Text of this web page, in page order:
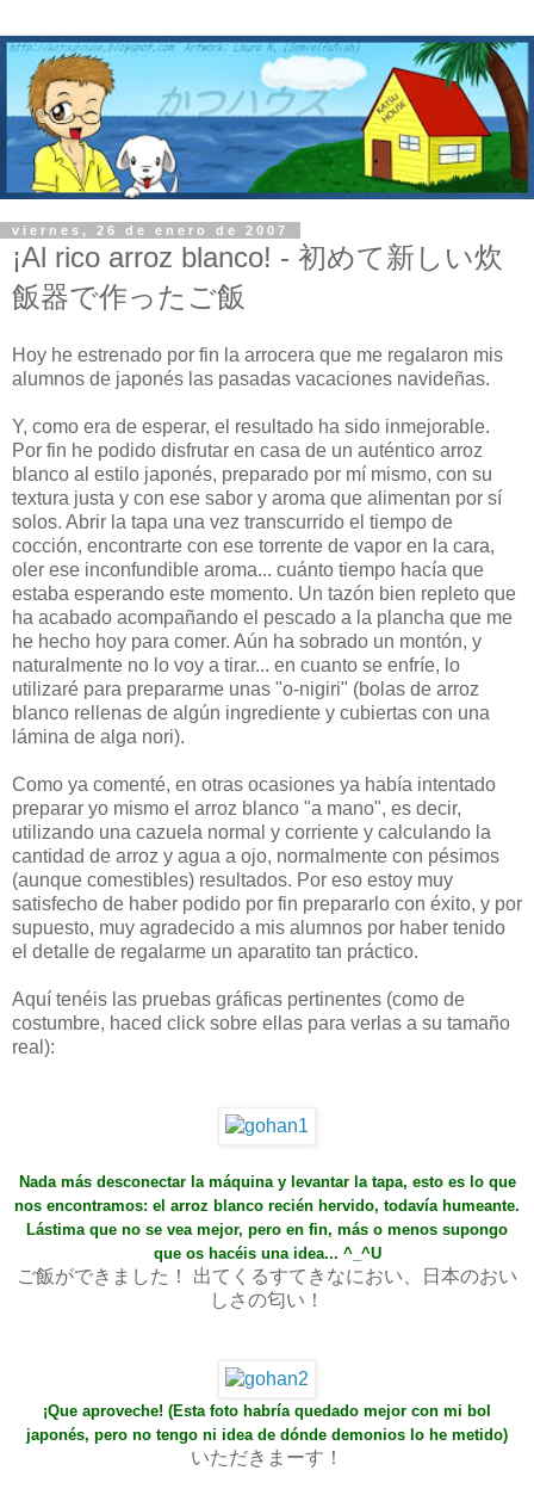
viernes, 26 de enero de 2007
¡Al rico arroz blanco! - 初めて新しい炊
飯器で作ったご飯
Hoy he estrenado por fin la arrocera que me regalaron mis
alumnos de japonés las pasadas vacaciones navideñas.
Y, como era de esperar, el resultado ha sido inmejorable.
Por fin he podido disfrutar en casa de un auténtico arroz
blanco al estilo japonés, preparado por mí mismo, con su
textura justa y con ese sabor y aroma que alimentan por sí
solos. Abrir la tapa una vez transcurrido el tiempo de
cocción, encontrarte con ese torrente de vapor en la cara,
oler ese inconfundible aroma... cuánto tiempo hacía que
estaba esperando este momento. Un tazón bien repleto que
ha acabado acompañando el pescado a la plancha que me
he hecho hoy para comer. Aún ha sobrado un montón, y
naturalmente no lo voy a tirar... en cuanto se enfríe, lo
utilizaré para prepararme unas "o-nigiri" (bolas de arroz
blanco rellenas de algún ingrediente y cubiertas con una
lámina de alga nori).
Como ya comenté, en otras ocasiones ya había intentado
preparar yo mismo el arroz blanco "a mano", es decir,
utilizando una cazuela normal y corriente y calculando la
cantidad de arroz y agua a ojo, normalmente con pésimos
(aunque comestibles) resultados. Por eso estoy muy
satisfecho de haber podido por fin prepararlo con éxito, y por
supuesto, muy agradecido a mis alumnos por haber tenido
el detalle de regalarme un aparatito tan práctico.
Aquí tenéis las pruebas gráficas pertinentes (como de
costumbre, haced click sobre ellas para verlas a su tamaño
real):
Nada más desconectar la máquina y levantar la tapa, esto es lo que
nos encontramos: el arroz blanco recién hervido, todavía humeante.
Lástima que no se vea mejor, pero en fin, más o menos supongo
que os hacéis una idea... ^_^U
ご飯ができました！ 出てくるすてきなにおい、日本のおい
しさの匂い！
¡Que aproveche! (Esta foto habría quedado mejor con mi bol
japonés, pero no tengo ni idea de dónde demonios lo he metido)
いただきまーす！